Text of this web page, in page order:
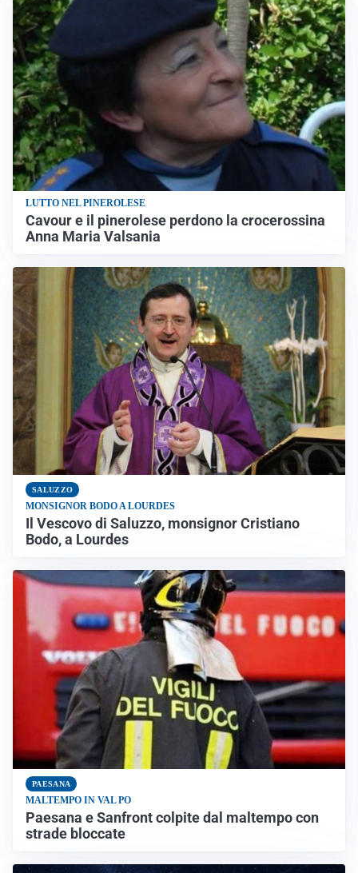
LUTTO NEL PINEROLESE
Cavour e il pinerolese perdono la crocerossina
Anna Maria Valsania
SALUZZO
MONSIGNOR BODO A LOURDES
Il Vescovo di Saluzzo, monsignor Cristiano
Bodo, a Lourdes
PAESANA
MALTEMPO IN VAL PO
Paesana e Sanfront colpite dal maltempo con
strade bloccate